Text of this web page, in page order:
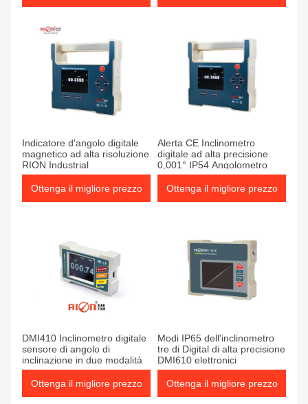
Indicatore d'angolo digitale
magnetico ad alta risoluzione
RION Industrial
Ottenga il migliore prezzo
Alerta CE Inclinometro
digitale ad alta precisione
0,001° IP54 Angolometro
Ottenga il migliore prezzo
DMI410 Inclinometro digitale
sensore di angolo di
inclinazione in due modalità
Ottenga il migliore prezzo
Modi IP65 dell'inclinometro
tre di Digital di alta precisione
DMI610 elettronici
Ottenga il migliore prezzo